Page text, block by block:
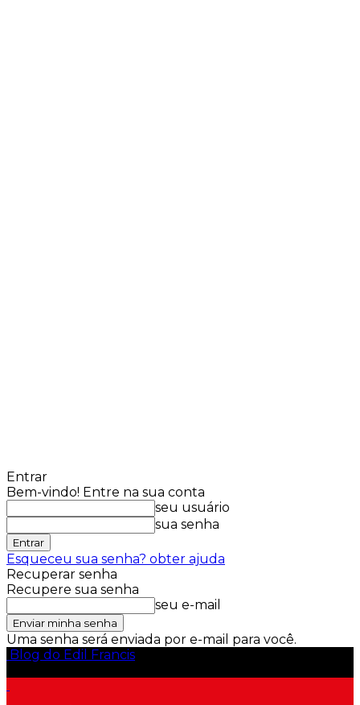
Entrar
Bem-vindo! Entre na sua conta
seu usuário
sua senha
Esqueceu sua senha? obter ajuda
Recuperar senha
Recupere sua senha
seu e-mail
Uma senha será enviada por e-mail para você.
Blog do Edil Francis